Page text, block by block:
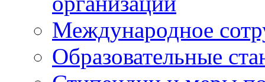
Международное
Образовательные